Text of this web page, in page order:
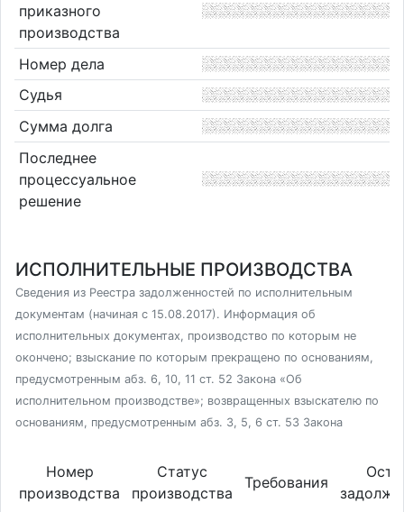
приказного
производства
Номер дела
Судья
Сумма долга
Последнее
процессуальное
решение
ИСПОЛНИТЕЛЬНЫЕ ПРОИЗВОДСТВА
Сведения из Реестра задолженностей по исполнительным
документам (начиная с 15.08.2017). Информация об
исполнительных документах, производство по которым не
окончено; взыскание по которым прекращено по основаниям,
предусмотренным абз. 6, 10, 11 ст. 52 Закона «Об
исполнительном производстве»; возвращенных взыскателю по
основаниям, предусмотренным абз. 3, 5, 6 ст. 53 Закона
Номер
производства
Статус
производства
Требования